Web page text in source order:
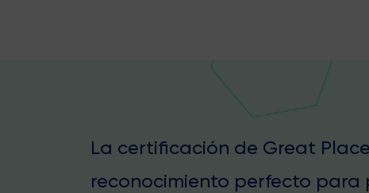
La certificación de Great
reconocimiento perfecto